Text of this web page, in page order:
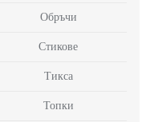
Обръчи
Стикове
Тикса
Топки